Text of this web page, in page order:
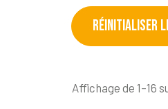
RÉINITIALISER
Affichage de 1–16